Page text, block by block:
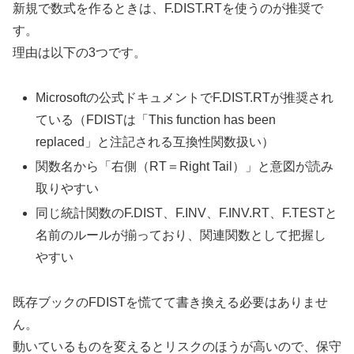
新規で数式を作るときは、F.DIST.RTを使うのが推奨で
す。
理由は以下の3つです。
Microsoftの公式ドキュメントでF.DIST.RTが推奨され
ている（FDISTは「This function has been
replaced」と注記される互換性関数扱い）
関数名から「右側（RT＝Right Tail）」と意図が読み
取りやすい
同じ統計関数のF.DIST、F.INV、F.INV.RT、F.TESTと
名前のルールが揃っており、関連関数として把握し
やすい
既存ブックのFDISTを慌てて書き換える必要はありませ
ん。
動いているものを変えるとリスクのほうが高いので、保守